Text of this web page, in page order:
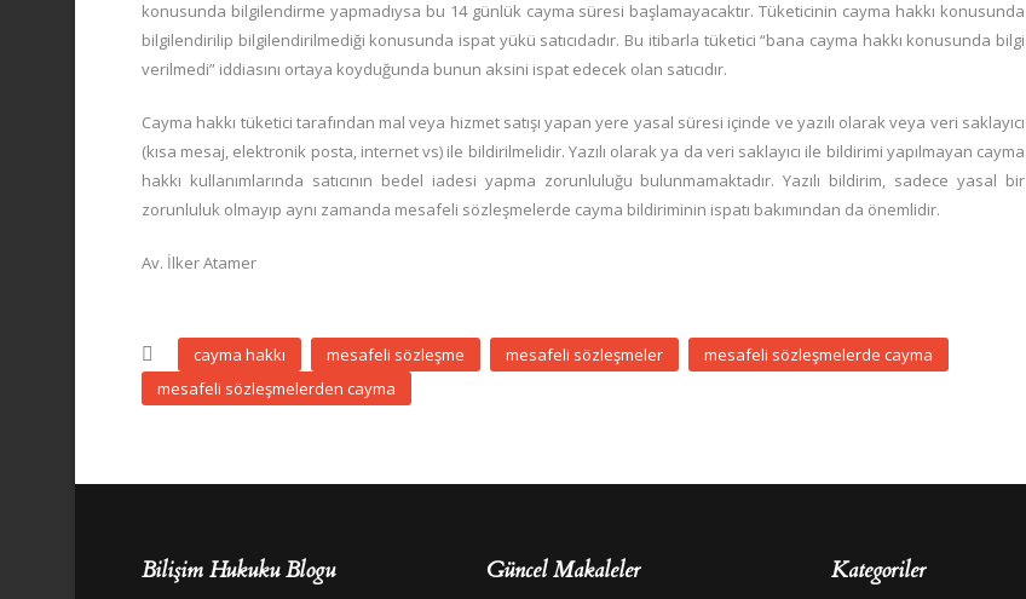
konusunda bilgilendirme yapmadıysa bu 14 günlük cayma süresi başlamayacaktır. Tüketicinin cayma hakkı konusunda
bilgilendirilip bilgilendirilmediği konusunda ispat yükü satıcıdadır. Bu itibarla tüketici “bana cayma hakkı konusunda bilgi
verilmedi” iddiasını ortaya koyduğunda bunun aksini ispat edecek olan satıcıdır.
Cayma hakkı tüketici tarafından mal veya hizmet satışı yapan yere yasal süresi içinde ve yazılı olarak veya veri saklayıcı
(kısa mesaj, elektronik posta, internet vs) ile bildirilmelidir. Yazılı olarak ya da veri saklayıcı ile bildirimi yapılmayan cayma
hakkı kullanımlarında satıcının bedel iadesi yapma zorunluluğu bulunmamaktadır. Yazılı bildirim, sadece yasal bir
zorunluluk olmayıp aynı zamanda mesafeli sözleşmelerde cayma bildiriminin ispatı bakımından da önemlidir.
Av. İlker Atamer
cayma hakkı mesafeli sözleşme mesafeli sözleşmeler
mesafeli sözleşmelerde cayma
mesafeli sözleşmelerden cayma
Bilişim Hukuku Blogu Güncel Makaleler Kategoriler